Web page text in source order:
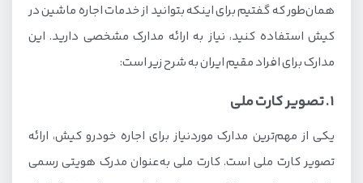
همان‌طور که گفتیم برای اینکه بتوانید از خدمات اجاره ماشین در
کیش استفاده کنید، نیاز به ارائه مدارک مشخصی دارید. این
مدارک برای افراد مقیم ایران به شرح زیر است:
1. تصویر کارت ملی
یکی از مهم‌ترین مدارک موردنیاز برای اجاره خودرو کیش، ارائه
تصویر کارت ملی است. کارت ملی به‌عنوان مدرک هویتی رسمی